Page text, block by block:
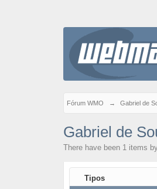
Fórum WMO → Gabriel de
Gabriel de
There have been 1 items
Tipos